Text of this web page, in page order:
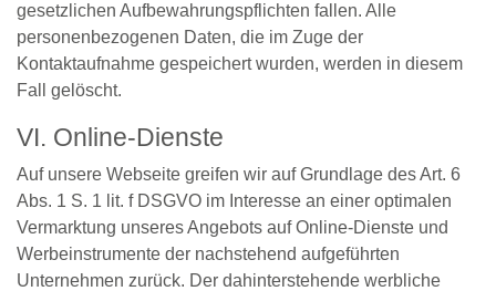
gesetzlichen Aufbewahrungspflichten fallen. Alle
personenbezogenen Daten, die im Zuge der
Kontaktaufnahme gespeichert wurden, werden in diesem
Fall gelöscht.
VI. Online-Dienste
Auf unsere Webseite greifen wir auf Grundlage des Art. 6
Abs. 1 S. 1 lit. f DSGVO im Interesse an einer optimalen
Vermarktung unseres Angebots auf Online-Dienste und
Werbeinstrumente der nachstehend aufgeführten
Unternehmen zurück. Der dahinterstehende werbliche